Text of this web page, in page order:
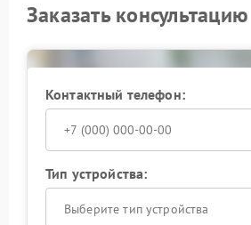
Заказать консультацию
Контактный телефон:
Тип устройства:
Выберите тип устройства